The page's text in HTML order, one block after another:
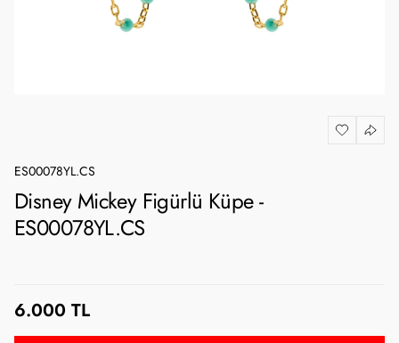
ES00078YL.CS
Disney Mickey Figürlü Küpe -
ES00078YL.CS
6.000 TL